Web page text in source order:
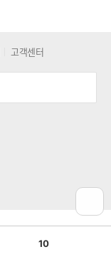
고객센터
10